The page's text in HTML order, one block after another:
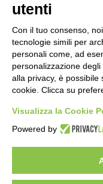
22
Un
dei
23
2
utenti
Con il tuo consenso,
tecnologie simili per
personali come, ad
personalizzazione
alla privacy, è possibile
cookie. Clicca su
Visualizza la Cookie
Powered by